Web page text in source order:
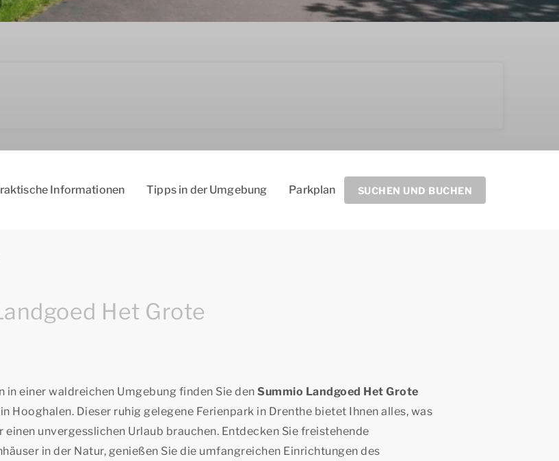
SUCHEN UND BUCHEN
Informationen Tipps in der Umgebung Parkplan
Het Grote
in einer waldreichen Umgebung finden Sie den Summio Landgoed Het Grote
in Hooghalen. Dieser ruhig gelegene Ferienpark in Drenthe bietet Ihnen alles, was
einen unvergesslichen Urlaub brauchen. Entdecken Sie freistehende
in der Natur, genießen Sie die umfangreichen Einrichtungen des